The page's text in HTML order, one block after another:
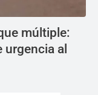
múltiple:
urgencia al